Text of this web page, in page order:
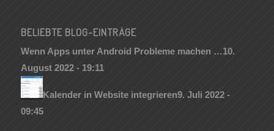
BELIEBTE BLOG-EINTRÄGE
Wenn Apps unter Android Probleme machen …10.
August 2022 - 19:11
Kalender in Website integrieren9. Juli 2022 -
09:45